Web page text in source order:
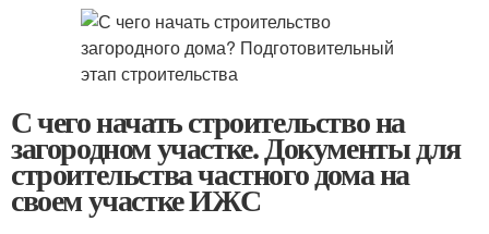
С чего начать строительство на
загородном участке. Документы для
строительства частного дома на
своем участке ИЖС